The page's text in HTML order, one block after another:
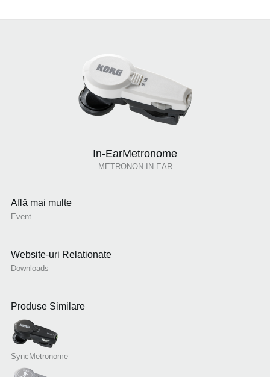
In-EarMetronome
METRONON IN-EAR
Află mai multe
Event
Website-uri Relationate
Downloads
Produse Similare
SyncMetronome